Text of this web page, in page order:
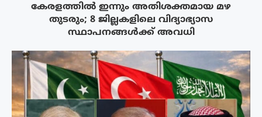
കേരളത്തിൽ ഇന്നും അതിശക്തമായ മഴ
തുടരും; 8 ജില്ലകളിലെ വിദ്യാഭ്യാസ
സ്ഥാപനങ്ങൾക്ക് അവധി